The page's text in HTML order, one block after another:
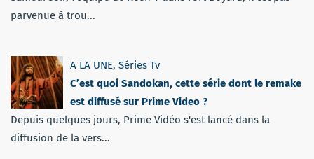
parvenue à trou...
A LA UNE, Séries Tv
C’est quoi Sandokan, cette série dont le remake
est diffusé sur Prime Video ?
Depuis quelques jours, Prime Vidéo s'est lancé dans la
diffusion de la vers...